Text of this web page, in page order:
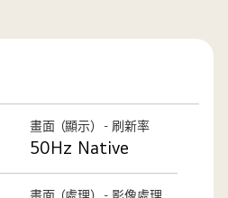
畫面（顯示） - 刷新率
50Hz Native